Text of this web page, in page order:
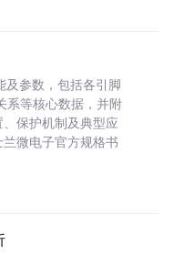
及参数，包括各引脚
系等核心数据，并附
保护机制及典型应
微电子官方规格书